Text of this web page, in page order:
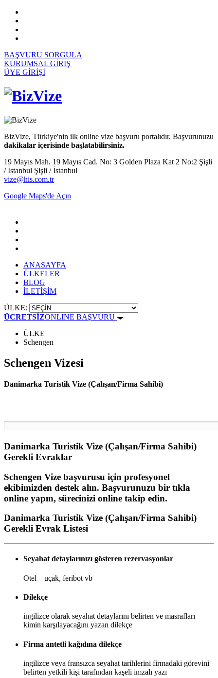
BAŞVURU SORGULA
KURUMSAL GİRİŞ
ÜYE GİRİŞİ
BizVize, Türkiye'nin ilk online vize başvuru portalıdır. Başvurunuzu
dakikalar içerisinde başlatabilirsiniz.
19 Mayıs Mah. 19 Mayıs Cad. No: 3 Golden Plaza Kat 2 No:2 Şişli
/ İstanbul Şişli / İstanbul
vize@his.com.tr
Google Maps'de Açın
ANASAYFA
ÜLKELER
BLOG
İLETİŞİM
ÜLKE:
ÜCRETSİZONLINE BAŞVURU
ÜLKE
Schengen
Schengen Vizesi
Danimarka Turistik Vize (Çalışan/Firma Sahibi)
Danimarka Turistik Vize (Çalışan/Firma Sahibi)
Gerekli Evraklar
Schengen Vize başvurusu için profesyonel
ekibimizden destek alın. Başvurunuzu bir tıkla
online yapın, sürecinizi online takip edin.
Danimarka Turistik Vize (Çalışan/Firma Sahibi)
Gerekli Evrak Listesi
Seyahat detaylarınızı gösteren rezervasyonlar
Otel – uçak, feribot vb
Dilekçe
ingilizce olarak seyahat detaylarını belirten ve masrafları
kimin karşılayacağını yazan dilekçe
Firma antetli kağıdına dilekçe
ingilizce veya fransızca seyahat tarihlerini firmadaki görevini
belirten yetkili kişi tarafından kaşeli imzalı yazı